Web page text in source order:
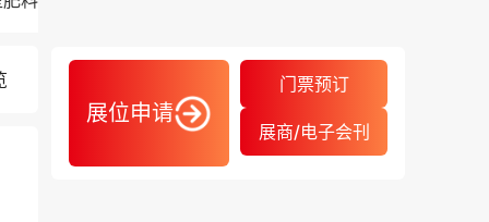
展位申请
门票预订
展商/电子会刊